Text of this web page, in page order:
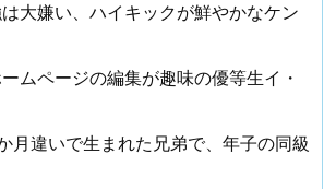
大嫌い、ハイキックが鮮やかなケン
ムページの編集が趣味の優等生イ・
月違いで生まれた兄弟で、年子の同級